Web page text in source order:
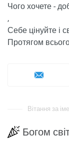
Чого хочете -
,
Себе цінуйте і
Протягом
Вітання за
Богом